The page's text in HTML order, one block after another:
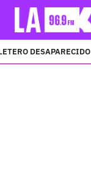
DESAPARECIDO